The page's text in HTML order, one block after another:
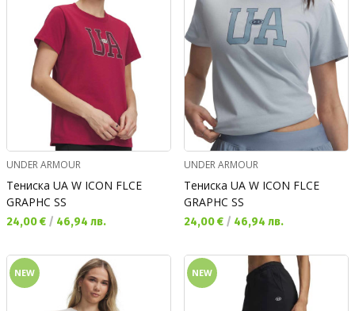
UNDER ARMOUR
Тениска UA W ICON FLCE
GRAPHC SS
Текуща цена:
24,00 € / 46,94 лв.
UNDER ARMOUR
Тениска UA W ICON FLCE
GRAPHC SS
Текуща цена:
24,00 € / 46,94 лв.
NEW NEW